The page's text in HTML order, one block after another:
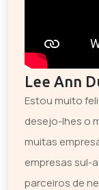
Lee Ann
Estou muito
desejo-lhes o
muitas
empresas sul-
parceiros de